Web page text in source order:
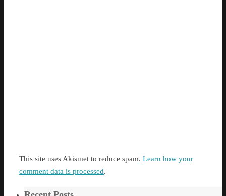
This site uses Akismet to reduce spam. Learn how your
comment data is processed.